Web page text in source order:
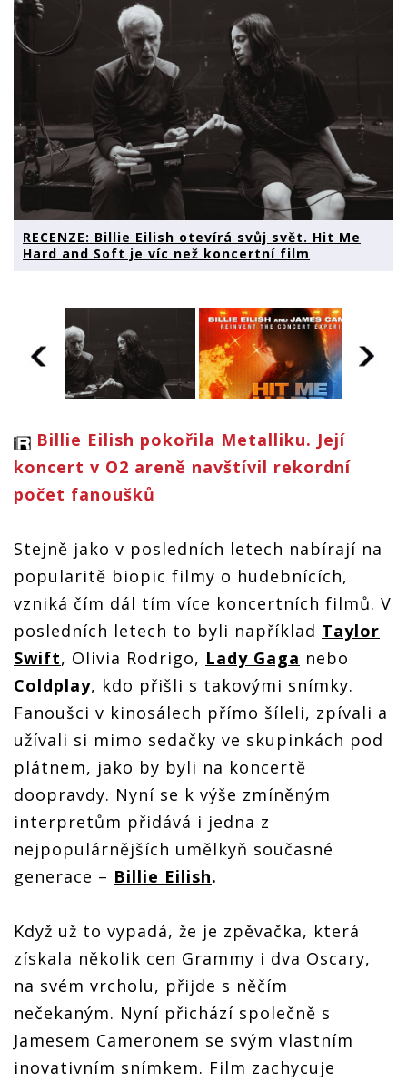
RECENZE: Billie Eilish otevírá svůj svět. Hit Me
Hard and Soft je víc než koncertní film
RECENZE: Billie Eilish
otevírá svůj svět. Hit
víc než koncertní film
RECENZE: Billie Eilish
otevírá svůj svět. Hit
Me Hard and Soft je
víc než koncertní film
Billie Eilish pokořila Metalliku. Její
koncert v O2 areně navštívil rekordní
počet fanoušků
Stejně jako v posledních letech nabírají na
popularitě biopic filmy o hudebnících,
vzniká čím dál tím více koncertních filmů. V
posledních letech to byli například Taylor
Swift, Olivia Rodrigo, Lady Gaga nebo
Coldplay, kdo přišli s takovými snímky.
Fanoušci v kinosálech přímo šíleli, zpívali a
užívali si mimo sedačky ve skupinkách pod
plátnem, jako by byli na koncertě
doopravdy. Nyní se k výše zmíněným
interpretům přidává i jedna z
nejpopulárnějších umělkyň současné
generace – Billie Eilish.
Když už to vypadá, že je zpěvačka, která
získala několik cen Grammy i dva Oscary,
na svém vrcholu, přijde s něčím
nečekaným. Nyní přichází společně s
Jamesem Cameronem se svým vlastním
inovativním snímkem. Film zachycuje